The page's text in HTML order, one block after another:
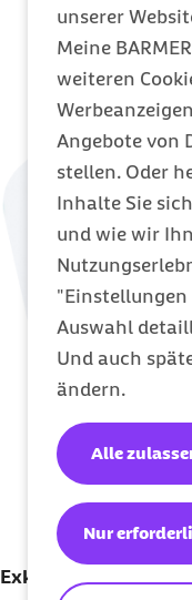
unserer
Meine
weiteren
Angebote von
stellen. Oder
Inhalte Sie
und wie wir
"Einstellungen
Auswahl
Und auch
ändern.
Nur
Alle
Exklusive Beratung